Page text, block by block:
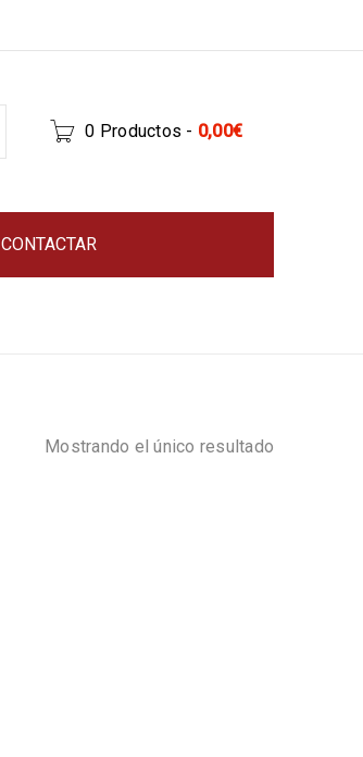
0 Productos - 0,00€
CONTACTAR
Mostrando el único resultado